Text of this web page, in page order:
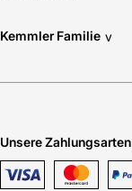
Kemmler Familie v
Unsere Zahlungsarten